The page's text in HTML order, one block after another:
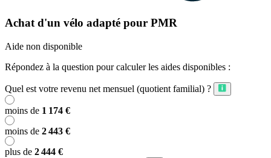
Achat d'un vélo adapté pour PMR
Aide non disponible
Répondez à la question pour calculer les aides disponibles :
Quel est votre revenu net mensuel (quotient familial) ?
moins de 1 174 €
moins de 2 443 €
plus de 2 444 €